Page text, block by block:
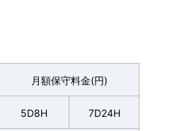
月額保守料金(円)
5D8H 7D24H